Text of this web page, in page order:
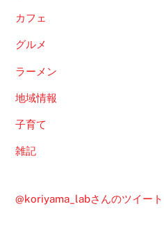
カフェ
グルメ
ラーメン
地域情報
子育て
雑記
@koriyama_labさんのツイート